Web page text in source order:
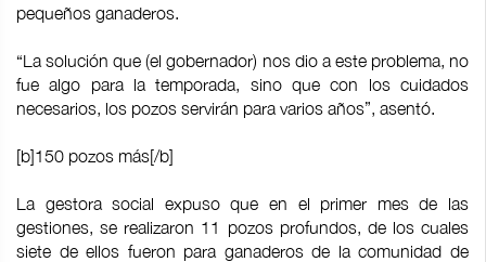
pequeños ganaderos.
“La solución que (el gobernador) nos dio a este problema, no
fue algo para la temporada, sino que con los cuidados
necesarios, los pozos servirán para varios años”, asentó.
[b]150 pozos más[/b]
La gestora social expuso que en el primer mes de las
gestiones, se realizaron 11 pozos profundos, de los cuales
siete de ellos fueron para ganaderos de la comunidad de